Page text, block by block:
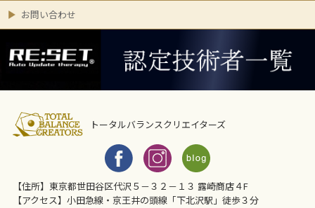
お問い合わせ
トータルバランスクリエイターズ
【住所】東京都世田谷区代沢５－３２－１３ 露崎商店４F
【アクセス】小田急線・京王井の頭線「下北沢駅」徒歩３分